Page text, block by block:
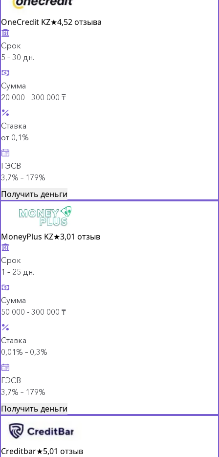
OneCredit KZ★4,52 отзыва
Срок
5 – 30 дн.
Сумма
20 000 - 300 000 ₸
Ставка
от 0,1%
ГЭСВ
3,7% – 179%
Получить деньги
MoneyPlus KZ★3,01 отзыв
Срок
1 – 25 дн.
Сумма
50 000 - 300 000 ₸
Ставка
0,01% – 0,3%
ГЭСВ
3,7% – 179%
Получить деньги
Creditbar★5,01 отзыв